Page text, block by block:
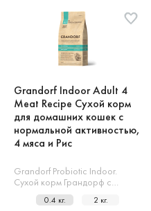
Grandorf Indoor Adult 4
Meat Recipe Сухой корм
для домашних кошек с
нормальной активностью,
4 мяса и Рис
Grandorf Probiotic Indoor.
Сухой корм Грандорф с…
0.4 кг. 2 кг.